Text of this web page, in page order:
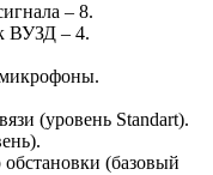
– 8.
ВУЗД – 4.
(уровень Standart).
(базовый